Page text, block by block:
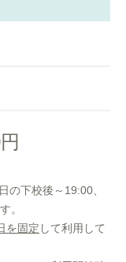
の下校後～19:00、
。
を固定 して利用して